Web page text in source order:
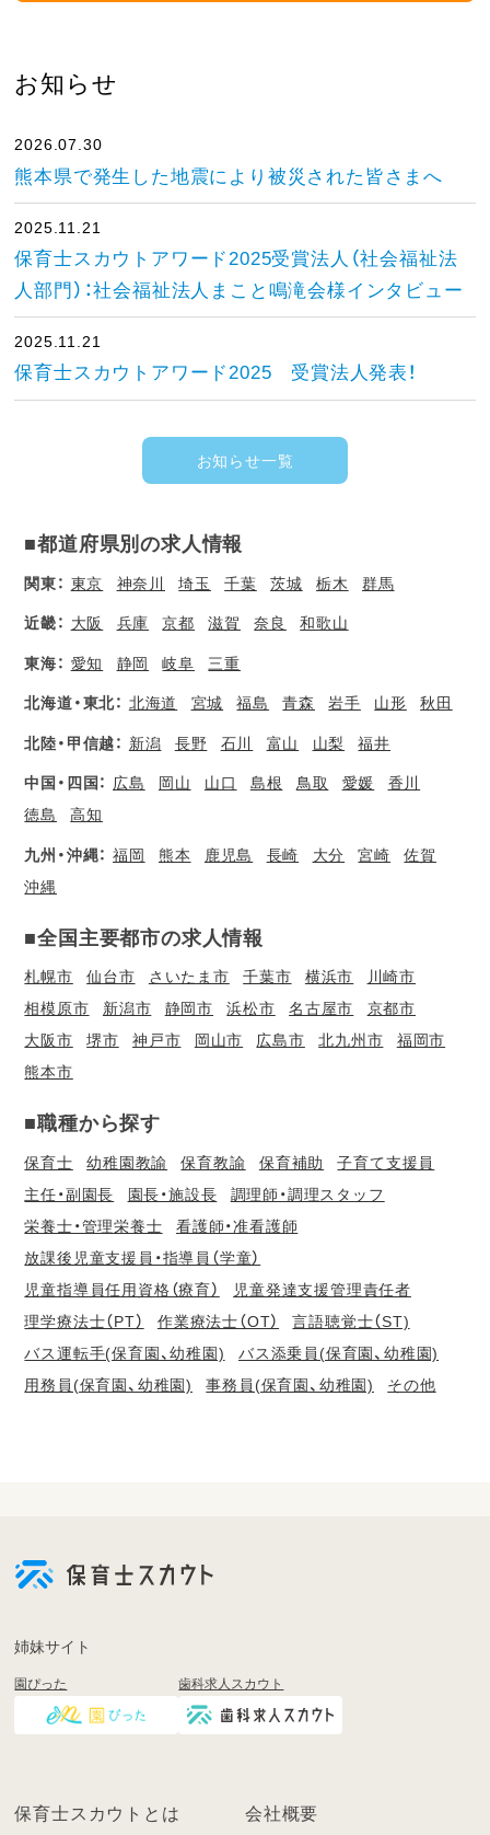
お知らせ
2026.07.30
熊本県で発生した地震により被災された皆さまへ
2025.11.21
保育士スカウトアワード2025受賞法人（社会福祉法
人部門）：社会福祉法人まこと鳴滝会様インタビュー
2025.11.21
保育士スカウトアワード2025 受賞法人発表！
お知らせ一覧
■都道府県別の求人情報
関東： 東京 神奈川 埼玉 千葉 茨城 栃木 群馬
近畿： 大阪 兵庫 京都 滋賀 奈良 和歌山
東海： 愛知 静岡 岐阜 三重
北海道・東北： 北海道 宮城 福島 青森 岩手 山形 秋田
北陸・甲信越： 新潟 長野 石川 富山 山梨 福井
中国・四国： 広島 岡山 山口 島根 鳥取 愛媛
香川
徳島
高知
九州・沖縄： 福岡 熊本 鹿児島 長崎 大分 宮崎
佐賀
沖縄
■全国主要都市の求人情報
札幌市 仙台市 さいたま市 千葉市 横浜市
川崎市
相模原市
新潟市 静岡市 浜松市 名古屋市
京都市
大阪市
堺市 神戸市 岡山市 広島市 北九州市
福岡市
熊本市
■職種から探す
保育士 幼稚園教諭 保育教諭 保育補助
子育て支援員
主任・副園長
園長・施設長
調理師・調理スタッフ
栄養士・管理栄養士
看護師・准看護師
放課後児童支援員・指導員（学童）
児童指導員任用資格（療育）
児童発達支援管理責任者
理学療法士（PT）
作業療法士（OT）
言語聴覚士（ST)
バス運転手(保育園、幼稚園)
バス添乗員(保育園、幼稚園)
用務員(保育園、幼稚園)
事務員(保育園、幼稚園) その他
登
く
ン
姉妹サイト
園ぴった 歯科求人スカウト
保育士スカウトとは 会社概要